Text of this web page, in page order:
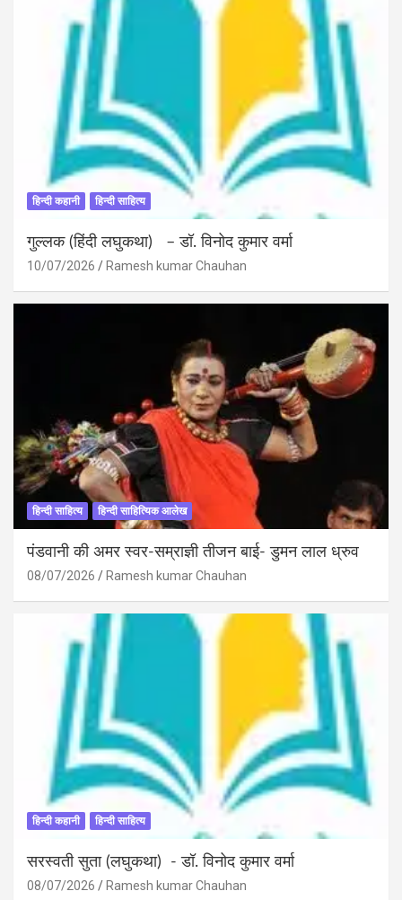
हिन्दी कहानी हिन्दी साहित्य
गुल्लक (हिंदी लघुकथा) – डॉ. विनोद कुमार वर्मा
10/07/2026 Ramesh kumar Chauhan
हिन्दी साहित्य हिन्दी साहित्यिक आलेख
पंडवानी की अमर स्वर-सम्राज्ञी तीजन बाई- डुमन लाल ध्रुव
08/07/2026 Ramesh kumar Chauhan
हिन्दी कहानी हिन्दी साहित्य
सरस्वती सुता (लघुकथा) ​- डॉ. विनोद कुमार वर्मा
08/07/2026 Ramesh kumar Chauhan